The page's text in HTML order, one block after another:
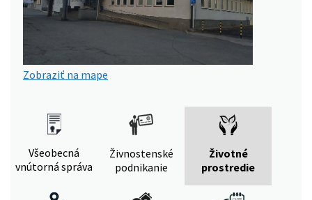
Zobraziť na mape
Všeobecná
vnútorná správa
Živnostenské
podnikanie
Životné
prostredie